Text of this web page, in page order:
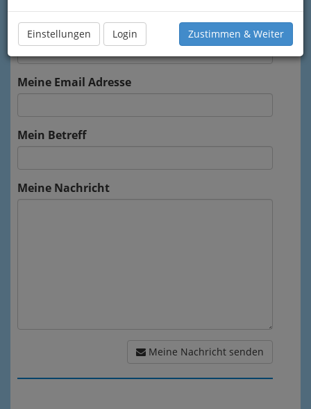
Einstellungen Login Zustimmen & Weiter
Mein Name
Meine Email Adresse
Mein Betreff
Meine Nachricht
Meine Nachricht senden